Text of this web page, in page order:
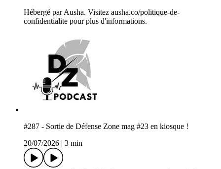
Hébergé par Ausha. Visitez ausha.co/politique-de-
confidentialite pour plus d'informations.
#287 - Sortie de Défense Zone mag #23 en kiosque !
20/07/2026
3 min